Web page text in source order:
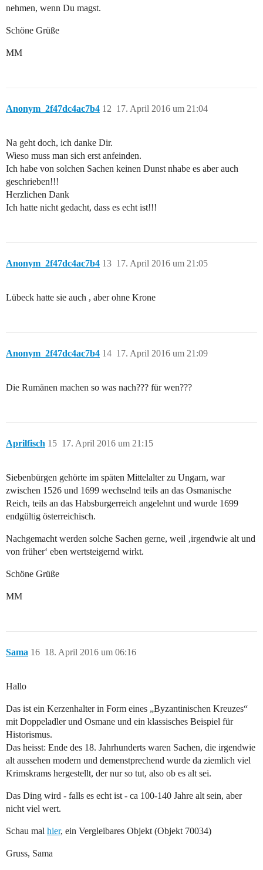
nehmen, wenn Du magst.
Schöne Grüße
MM
Anonym_2f47dc4ac7b4 17. April 2016 um 21:04
12
Na geht doch, ich danke Dir.
Wieso muss man sich erst anfeinden.
Ich habe von solchen Sachen keinen Dunst nhabe es aber auch
geschrieben!!!
Herzlichen Dank
Ich hatte nicht gedacht, dass es echt ist!!!
Anonym_2f47dc4ac7b4 17. April 2016 um 21:05
13
Lübeck hatte sie auch , aber ohne Krone
Anonym_2f47dc4ac7b4 17. April 2016 um 21:09
14
Die Rumänen machen so was nach??? für wen???
Aprilfisch 17. April 2016 um 21:15
15
Siebenbürgen gehörte im späten Mittelalter zu Ungarn, war
zwischen 1526 und 1699 wechselnd teils an das Osmanische
Reich, teils an das Habsburgerreich angelehnt und wurde 1699
endgültig österreichisch.
Nachgemacht werden solche Sachen gerne, weil ‚irgendwie alt und
von früher‘ eben wertsteigernd wirkt.
Schöne Grüße
MM
Sama 18. April 2016 um 06:16
16
Hallo
Das ist ein Kerzenhalter in Form eines „Byzantinischen Kreuzes“
mit Doppeladler und Osmane und ein klassisches Beispiel für
Historismus.
Das heisst: Ende des 18. Jahrhunderts waren Sachen, die irgendwie
alt aussehen modern und demenstprechend wurde da ziemlich viel
Krimskrams hergestellt, der nur so tut, also ob es alt sei.
Das Ding wird - falls es echt ist - ca 100-140 Jahre alt sein, aber
nicht viel wert.
Schau mal hier, ein Vergleibares Objekt (Objekt 70034)
Gruss, Sama